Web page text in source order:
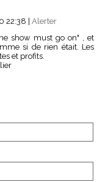
22:38
Alerter
show must go on" , et
si de rien était. Les
et profits.